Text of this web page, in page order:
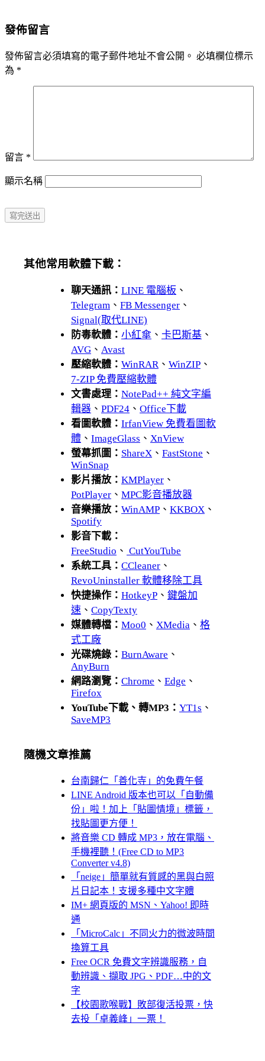
發佈留言
發佈留言必須填寫的電子郵件地址不會公開。 必填欄位標示
為 *
留言 *
顯示名稱
其他常用軟體下載：
聊天通訊： LINE 電腦板 、
Telegram 、 FB Messenger 、
Signal(取代LINE)
防毒軟體： 小紅傘 、 卡巴斯基 、
AVG 、 Avast
壓縮軟體： WinRAR 、 WinZIP 、
7-ZIP 免費壓縮軟體
文書處理： NotePad++ 純文字編
輯器 、 PDF24 、 Office下載
看圖軟體： IrfanView 免費看圖軟
體 、 ImageGlass 、 XnView
螢幕抓圖： ShareX 、 FastStone 、
WinSnap
影片播放： KMPlayer 、
PotPlayer 、 MPC影音播放器
音樂播放： WinAMP 、 KKBOX 、
Spotify
影音下載：
FreeStudio 、 CutYouTube
系統工具： CCleaner 、
RevoUninstaller 軟體移除工具
快捷操作： HotkeyP 、 鍵盤加
速 、 CopyTexty
媒體轉檔： Moo0 、 XMedia 、 格
式工廠
光碟燒錄： BurnAware 、
AnyBurn
網路瀏覽： Chrome 、 Edge 、
Firefox
YouTube下載、轉MP3： YT1s 、
SaveMP3
隨機文章推薦
台南歸仁「善化寺」的免費午餐
LINE Android 版本也可以「自動備
份」啦！加上「貼圖情境」標籤，
找貼圖更方便！
將音樂 CD 轉成 MP3，放在電腦、
手機裡聽！(Free CD to MP3
Converter v4.8)
「neige」簡單就有質感的黑與白照
片日記本！支援多種中文字體
IM+ 網頁版的 MSN、Yahoo! 即時
通
「MicroCalc」不同火力的微波時間
換算工具
Free OCR 免費文字辨識服務，自
動辨識、擷取 JPG、PDF…中的文
字
【校園歌喉戰】敗部復活投票，快
去投「卓義峰」一票！